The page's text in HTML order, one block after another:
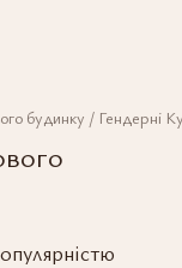
будинку / Гендерні